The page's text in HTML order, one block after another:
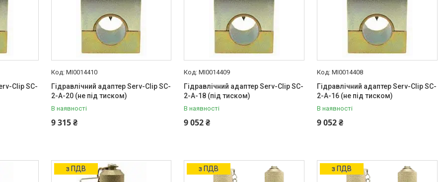
Clip SC-
MI0014410
Гідравлічний адаптер Serv-Clip SC-
2-A-20 (не під тиском)
В наявності
9 315 ₴
MI0014409
Гідравлічний адаптер Serv-Clip SC-
2-A-18 (під тиском)
В наявності
9 052 ₴
MI0014408
Гідравлічний адаптер Serv-Clip SC-
2-A-16 (не під тиском)
В наявності
9 052 ₴
з ПДВ з ПДВ з ПДВ